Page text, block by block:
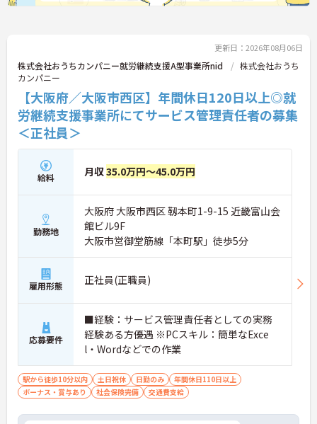
更新日：2026年08月06日
株式会社おうちカンパニー就労継続支援A型事業所nid
株式会社おうち
カンパニー
【大阪府／大阪市西区】年間休日120日以上◎就
労継続支援事業所にてサービス管理責任者の募集
＜正社員＞
給料 月収35.0万円～45.0万円
勤務地
大阪府 大阪市西区 靱本町1-9-15 近畿富山会
館ビル9F
大阪市営御堂筋線「本町駅」徒歩5分
雇用形態 正社員(正職員)
応募要件
■経験：サービス管理責任者としての実務
経験ある方優遇 ※PCスキル：簡単なExce
l・Wordなどでの作業
駅から徒歩10分以内 土日祝休 日勤のみ
年間休日110日以上
ボーナス・賞与あり
社会保険完備 交通費支給